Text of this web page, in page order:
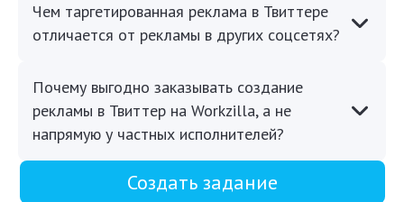
Чем таргетированная реклама в Твиттере
отличается от рекламы в других соцсетях?
Почему выгодно заказывать создание
рекламы в Твиттер на Workzilla, а не
напрямую у частных исполнителей?
Создать задание